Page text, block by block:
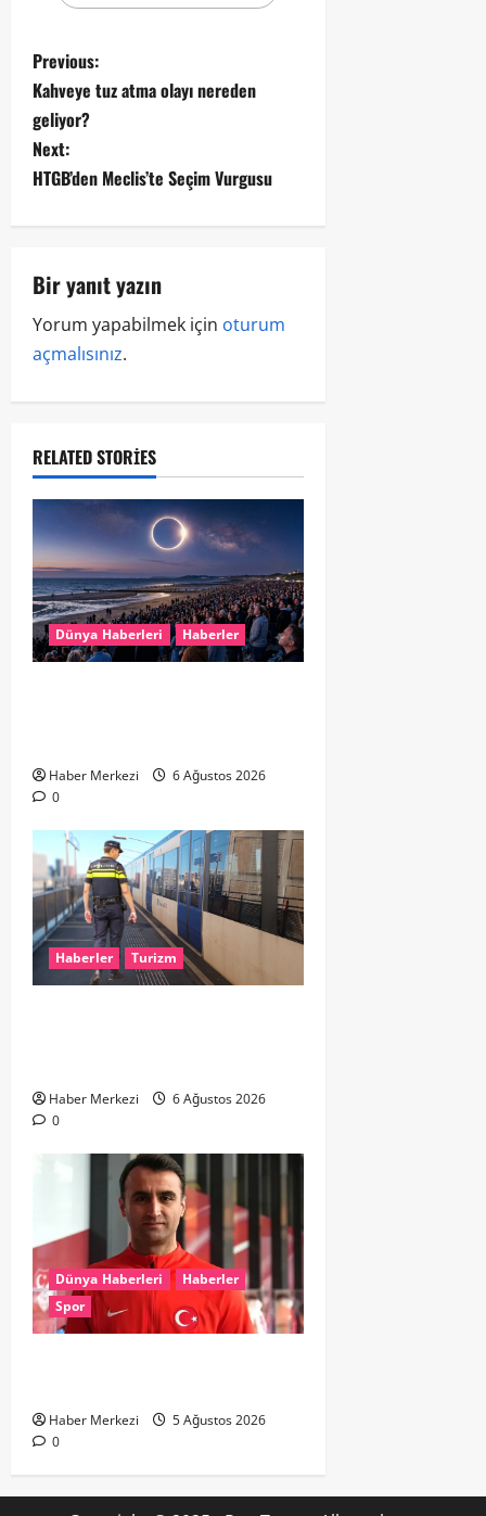
Previous:
Kahveye tuz atma olayı nereden
geliyor?
Next:
HTGB’den Meclis’te Seçim Vurgusu
Bir yanıt yazın
Yorum yapabilmek için oturum
açmalısınız.
RELATED STORIES
Dünya Haberleri Haberler
Haber Merkezi
6 Ağustos 2026
0
Haberler Turizm
Haber Merkezi
6 Ağustos 2026
0
Dünya Haberleri
Haberler
Spor
Haber Merkezi
5 Ağustos 2026
0